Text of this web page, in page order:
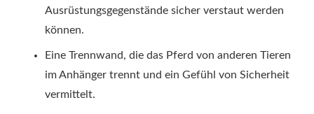
Ausrüstungsgegenstände sicher verstaut werden
können.
Eine Trennwand, die das Pferd von anderen Tieren
im Anhänger trennt und ein Gefühl von Sicherheit
vermittelt.